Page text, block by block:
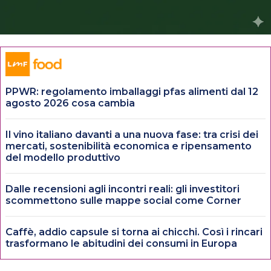
PPWR: regolamento imballaggi pfas alimenti dal 12
agosto 2026 cosa cambia
Il vino italiano davanti a una nuova fase: tra crisi dei
mercati, sostenibilità economica e ripensamento
del modello produttivo
Dalle recensioni agli incontri reali: gli investitori
scommettono sulle mappe social come Corner
Caffè, addio capsule si torna ai chicchi. Così i rincari
trasformano le abitudini dei consumi in Europa